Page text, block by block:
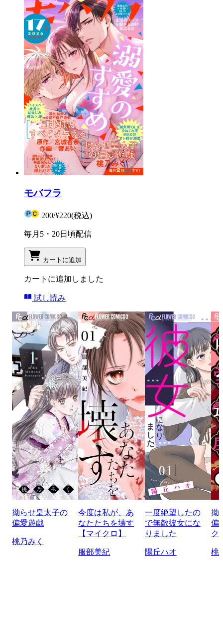
モバフラ
200/¥220(税込)
毎月5・20日頃配信
カートに追加
カートに追加しました
試し読み
拗らせ皇太子の
偏愛遊戯
桃乃みく
今度は私が、あ
なたたちを壊す
【マイクロ】
服部美紀
一度絶望したの
で無敵彼女にな
りました
陽丘ハオ
拗
偏
ク
桃